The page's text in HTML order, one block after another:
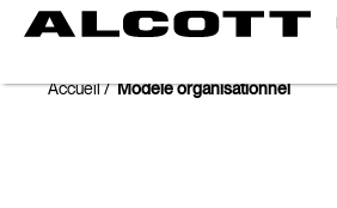
Accueil Modèle organisationnel